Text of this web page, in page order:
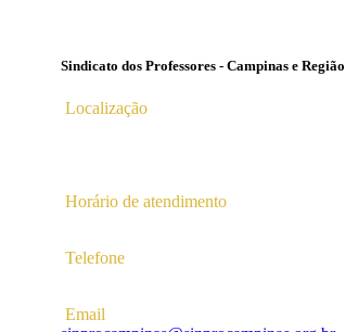
Sindicato dos Professores - Campinas e Região
Localização
Horário de atendimento
Telefone
Email